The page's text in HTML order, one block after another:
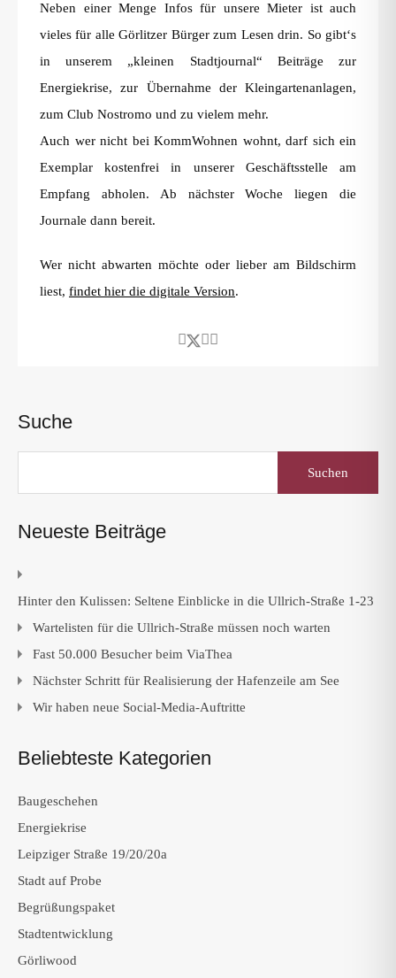
Neben einer Menge Infos für unsere Mieter ist auch
vieles für alle Görlitzer Bürger zum Lesen drin. So gibt‘s
in unserem „kleinen Stadtjournal“ Beiträge zur
Energiekrise, zur Übernahme der Kleingartenanlagen,
zum Club Nostromo und zu vielem mehr.
Auch wer nicht bei KommWohnen wohnt, darf sich ein
Exemplar kostenfrei in unserer Geschäftsstelle am
Empfang abholen. Ab nächster Woche liegen die
Journale dann bereit.
Wer nicht abwarten möchte oder lieber am Bildschirm
liest, findet hier die digitale Version.
Suche
Neueste Beiträge
Hinter den Kulissen: Seltene Einblicke in die Ullrich-Straße 1-23
Wartelisten für die Ullrich-Straße müssen noch warten
Fast 50.000 Besucher beim ViaThea
Nächster Schritt für Realisierung der Hafenzeile am See
Wir haben neue Social-Media-Auftritte
Beliebteste Kategorien
Baugeschehen
Energiekrise
Leipziger Straße 19/20/20a
Stadt auf Probe
Begrüßungspaket
Stadtentwicklung
Görliwood